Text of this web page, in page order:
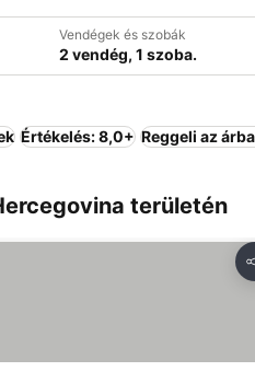
Vendégek és szobák
2 vendég, 1 szoba.
Értékelés: 8,0+ Reggeli az
területén